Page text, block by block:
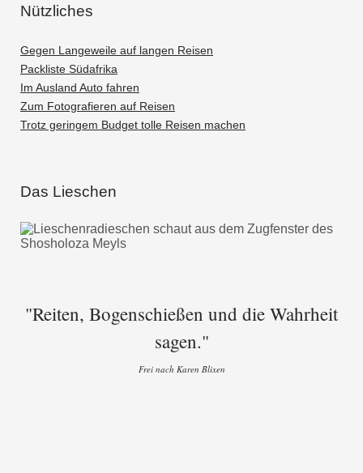
Nützliches
Gegen Langeweile auf langen Reisen
Packliste Südafrika
Im Ausland Auto fahren
Zum Fotografieren auf Reisen
Trotz geringem Budget tolle Reisen machen
Das Lieschen
"Reiten, Bogenschießen und die Wahrheit
sagen."
Frei nach Karen Blixen